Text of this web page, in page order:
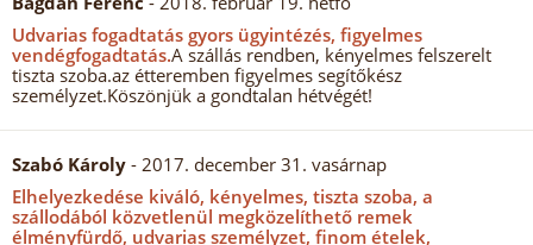
Udvarias fogadtatás gyors ügyintézés, figyelmes
vendégfogadtatás.A szállás rendben, kényelmes felszerelt
tiszta szoba.az étteremben figyelmes segítőkész
személyzet.Köszönjük a gondtalan hétvégét!
Szabó Károly - 2017. december 31. vasárnap
Elhelyezkedése kiváló, kényelmes, tiszta szoba, a
szállodából közvetlenül megközelíthető remek
élményfürdő, udvarias személyzet, finom ételek,